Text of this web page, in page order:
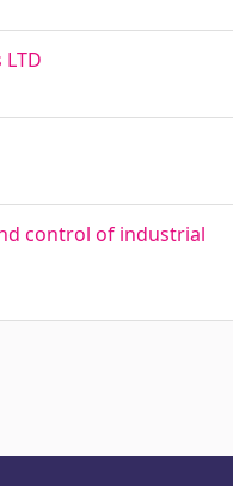
control of industrial